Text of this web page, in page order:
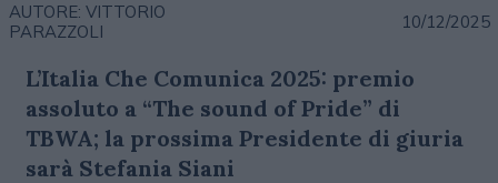
AUTORE: VITTORIO
PARAZZOLI
10/12/2025
L’Italia Che Comunica 2025: premio
assoluto a “The sound of Pride” di
TBWA; la prossima Presidente di giuria
sarà Stefania Siani